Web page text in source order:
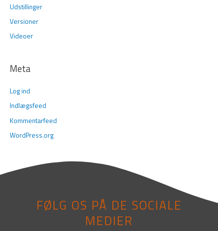
Udstillinger
Versioner
Videoer
Meta
Log ind
Indlægsfeed
Kommentarfeed
WordPress.org
FØLG OS PÅ DE SOCIALE
MEDIER